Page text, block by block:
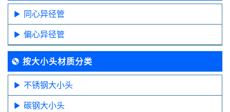
同心异径管
偏心异径管
按大小头材质分类
不锈钢大小头
碳钢大小头